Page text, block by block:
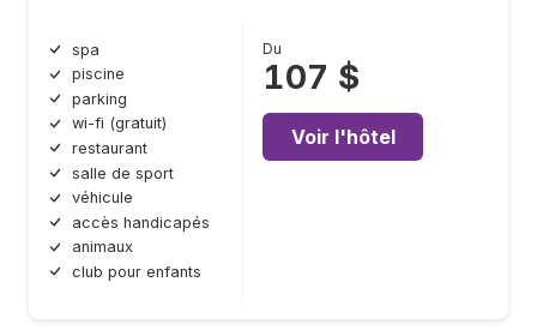
spa
piscine
parking
wi-fi (gratuit)
restaurant
salle de sport
véhicule
accès handicapés
animaux
club pour enfants
Du
107 $
Voir l'hôtel